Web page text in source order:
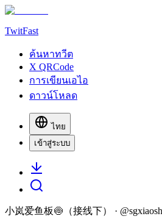
TwitFast
ค้นหาทวีต
X QRCode
การเขียนเอไอ
ดาวน์โหลด
ไทย
เข้าสู่ระบบ
小岚爱鱼板🍥（接线下） · @